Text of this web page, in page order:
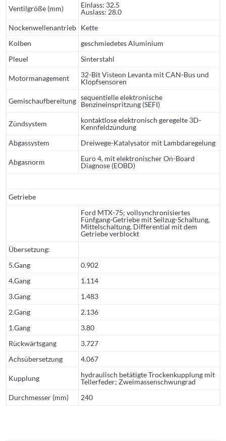
Ventilgröße (mm)
Einlass: 32.5
Auslass: 28.0
Nockenwellenantrieb Kette
Kolben
geschmiedetes Aluminium
Pleuel
Sinterstahl
Motormanagement
32-Bit Visteon Levanta mit CAN-Bus und
Klopfsensoren
Gemischaufbereitung sequentielle elektronische
Benzineinspritzung (SEFI)
Zündsystem
kontaktlose elektronisch geregelte 3D-
Kennfeldzündung
Abgassystem
Dreiwege-Katalysator mit Lambdaregelung
Abgasnorm
Euro 4, mit elektronischer On-Board
Diagnose (EOBD)
Getriebe
Ford MTX-75; vollsynchronisiertes
Fünfgang-Getriebe mit Seilzug-Schaltung,
Mittelschaltung, Differential mit dem
Getriebe verblockt
Übersetzung:
5.Gang
0.902
4.Gang
1.114
3.Gang
1.483
2.Gang
2.136
1.Gang
3.80
Rückwärtsgang
3.727
Achsübersetzung
4.067
Kupplung
hydraulisch betätigte Trockenkupplung mit
Tellerfeder; Zweimassenschwungrad
Durchmesser (mm)
240